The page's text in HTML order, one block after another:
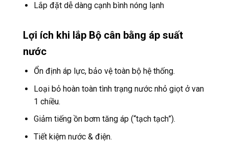
Lắp đặt dễ dàng cạnh bình nóng lạnh
Lợi ích khi lắp Bộ cân bằng áp suất
nước
Ổn định áp lực, bảo vệ toàn bộ hệ thống.
Loại bỏ hoàn toàn tình trạng nước nhỏ giọt ở van
1 chiều.
Giảm tiếng ồn bơm tăng áp (“tạch tạch”).
Tiết kiệm nước & điện.